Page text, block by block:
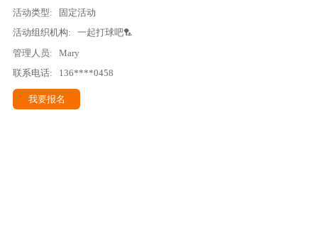
活动类型:
固定活动
活动组织机构:
一起打球吧🏸
管理人员:
Mary
联系电话:
136****0458
我要报名